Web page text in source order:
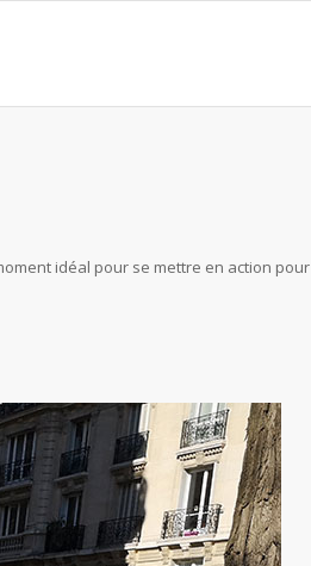
idéal pour se mettre en action pour